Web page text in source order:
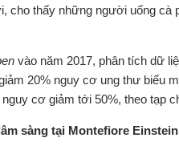
cho thấy những người uống
vào năm 2017, phân tích dữ
20% nguy cơ ung thư biểu
cơ giảm tới 50%, theo tạp
sàng tại Montefiore